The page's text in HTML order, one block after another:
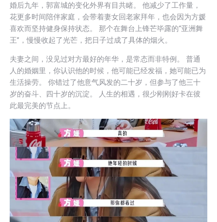
婚后九年，郭富城的变化外界有目共睹。 他减少了工作量，
花更多时间陪伴家庭，会带着妻女回老家拜年，也会因为方媛
喜欢而坚持健身保持状态。 那个在舞台上锋芒毕露的“亚洲舞
王”，慢慢收起了光芒，把日子过成了具体的烟火。
夫妻之间，没见过对方最好的年华，是常态而非特例。 普通
人的婚姻里，你认识他的时候，他可能已经发福，她可能已为
生活操劳。 你错过了他意气风发的二十岁，但参与了他三十
岁的奋斗、四十岁的沉淀。 人生的相遇，很少刚刚好卡在彼
此最完美的节点上。